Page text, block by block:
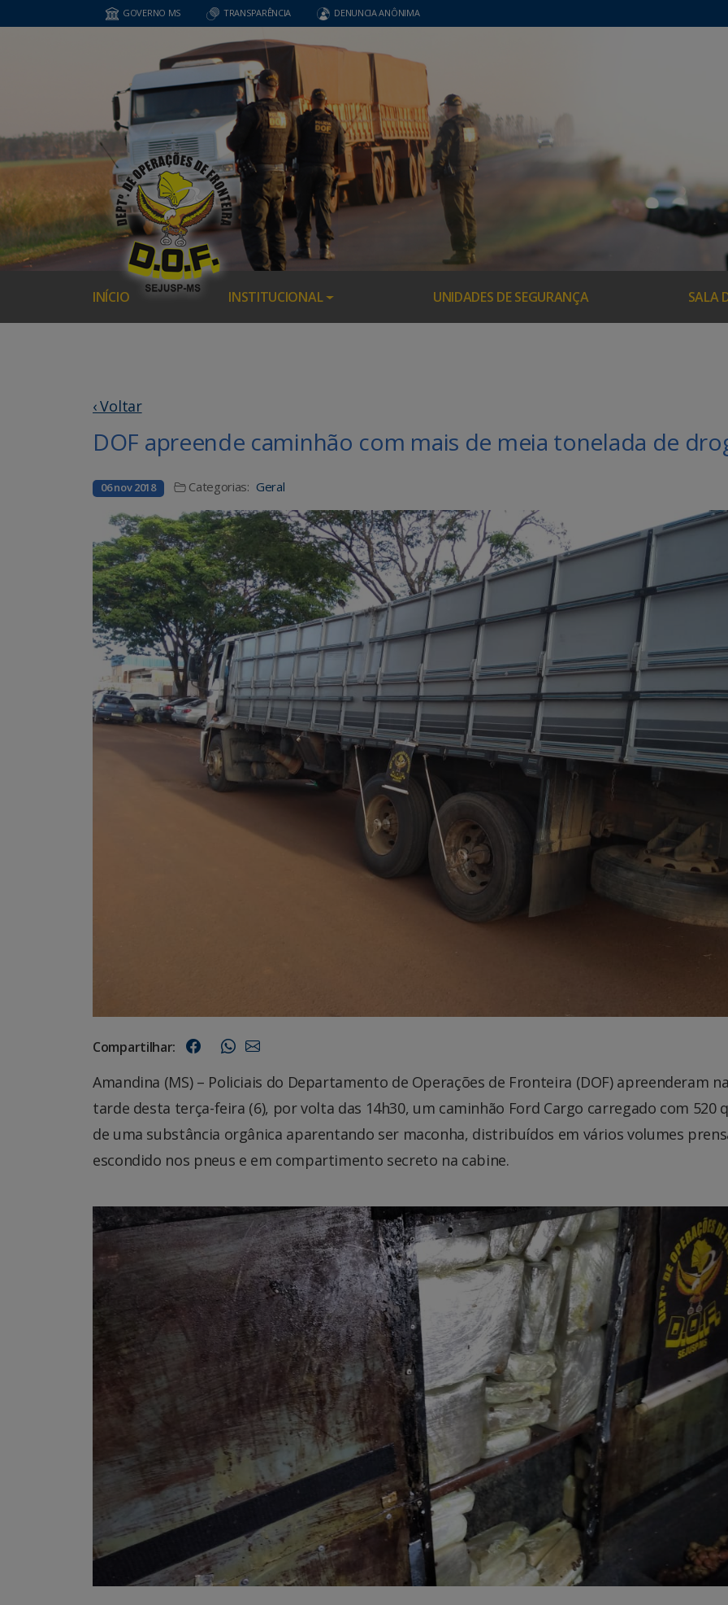
GOVERNO MS TRANSPARÊNCIA DENUNCIA ANÔNIMA
INÍCIO INSTITUCIONAL UNIDADES DE SEGURANÇA SALA
‹ Voltar
DOF apreende caminhão com mais de meia tonelada de
06 nov 2018 Categorias: Geral
Compartilhar:
Amandina (MS) – Policiais do Departamento de Operações de Fronteira (DOF) apreenderam
tarde desta terça-feira (6), por volta das 14h30, um caminhão Ford Cargo carregado com 520
de uma substância orgânica aparentando ser maconha, distribuídos em vários volumes
escondido nos pneus e em compartimento secreto na cabine.